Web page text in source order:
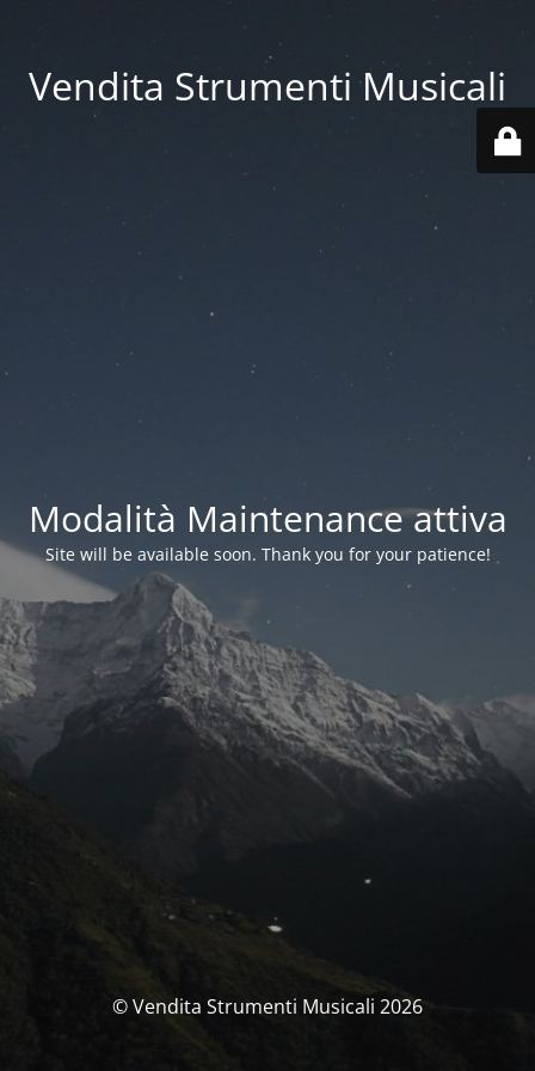
Vendita Strumenti Musicali
Modalità Maintenance attiva
Site will be available soon. Thank you for your patience!
© Vendita Strumenti Musicali 2026